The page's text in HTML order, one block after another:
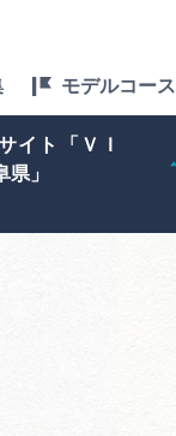
モデルコース
イト「ＶＩ
県」